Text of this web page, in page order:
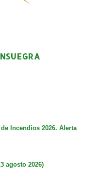
Incendios 2026. Alerta
agosto 2026)